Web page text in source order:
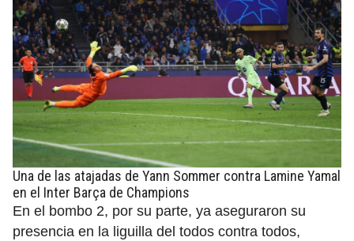
Una de las atajadas de Yann Sommer contra Lamine Yamal
en el Inter Barça de Champions
En el bombo 2, por su parte, ya aseguraron su
presencia en la liguilla del todos contra todos,